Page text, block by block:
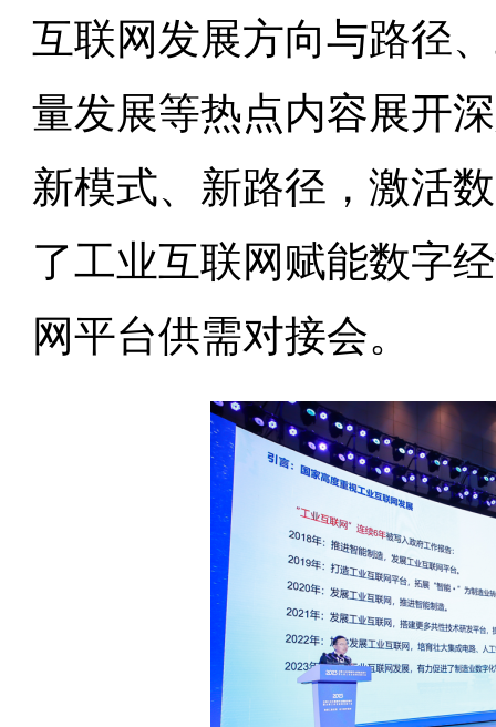
互联网发展方向与路径
量发展等热点内容展开
新模式、新路径，激活
了工业互联网赋能数字
网平台供需对接会。